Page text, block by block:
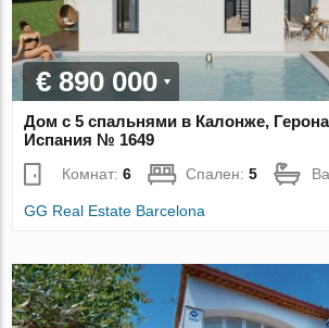
€ 890 000
Дом с 5 спальнями в Калонже,
Испания № 1649
Комнат:6 Спален:5
GG Real Estate Barcelona